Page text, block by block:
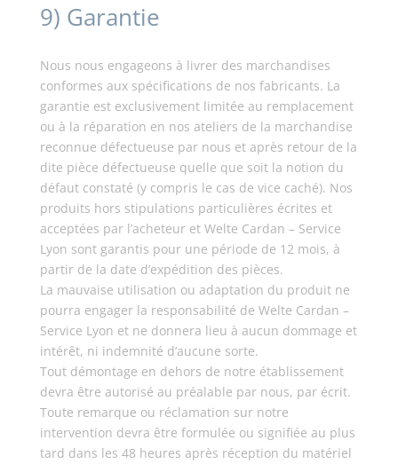
9) Garantie
Nous nous engageons à livrer des marchandises
conformes aux spécifications de nos fabricants. La
garantie est exclusivement limitée au remplacement
ou à la réparation en nos ateliers de la marchandise
reconnue défectueuse par nous et après retour de la
dite pièce défectueuse quelle que soit la notion du
défaut constaté (y compris le cas de vice caché). Nos
produits hors stipulations particulières écrites et
acceptées par l’acheteur et Welte Cardan – Service
Lyon sont garantis pour une période de 12 mois, à
partir de la date d’expédition des pièces.
La mauvaise utilisation ou adaptation du produit ne
pourra engager la responsabilité de Welte Cardan –
Service Lyon et ne donnera lieu à aucun dommage et
intérêt, ni indemnité d’aucune sorte.
Tout démontage en dehors de notre établissement
devra être autorisé au préalable par nous, par écrit.
Toute remarque ou réclamation sur notre
intervention devra être formulée ou signifiée au plus
tard dans les 48 heures après réception du matériel